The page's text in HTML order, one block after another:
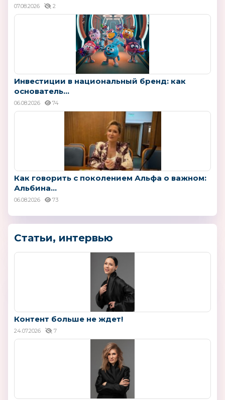
07.08.2026 2
Инвестиции в национальный бренд: как
основатель...
06.08.2026 74
Как говорить с поколением Альфа о важном:
Альбина...
06.08.2026 73
Статьи, интервью
Контент больше не ждет!
24.07.2026 7